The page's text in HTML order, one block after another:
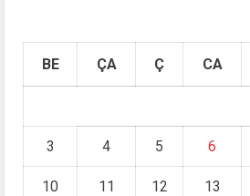
BE ÇA Ç CA
3 4 5 6
10 11 12 13